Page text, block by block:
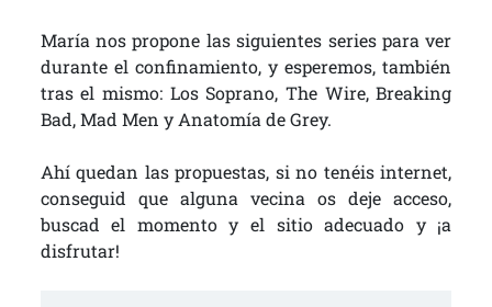
María nos propone las siguientes series para ver
durante el confinamiento, y esperemos, también
tras el mismo: Los Soprano, The Wire, Breaking
Bad, Mad Men y Anatomía de Grey.
Ahí quedan las propuestas, si no tenéis internet,
conseguid que alguna vecina os deje acceso,
buscad el momento y el sitio adecuado y ¡a
disfrutar!